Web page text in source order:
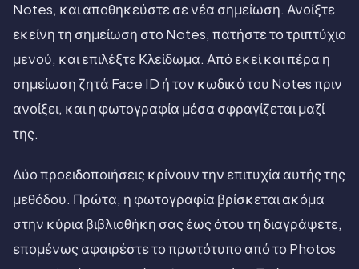
Notes, και αποθηκεύστε σε νέα σημείωση. Ανοίξτε
εκείνη τη σημείωση στο Notes, πατήστε το τριπτύχιο
μενού, και επιλέξτε Κλείδωμα. Από εκεί και πέρα η
σημείωση ζητά Face ID ή τον κωδικό του Notes πριν
ανοίξει, και η φωτογραφία μέσα σφραγίζεται μαζί
της.
Δύο προειδοποιήσεις κρίνουν την επιτυχία αυτής της
μεθόδου. Πρώτα, η φωτογραφία βρίσκεται ακόμα
στην κύρια βιβλιοθήκη σας έως ότου τη διαγράψετε,
επομένως αφαιρέστε το πρωτότυπο από το Photos